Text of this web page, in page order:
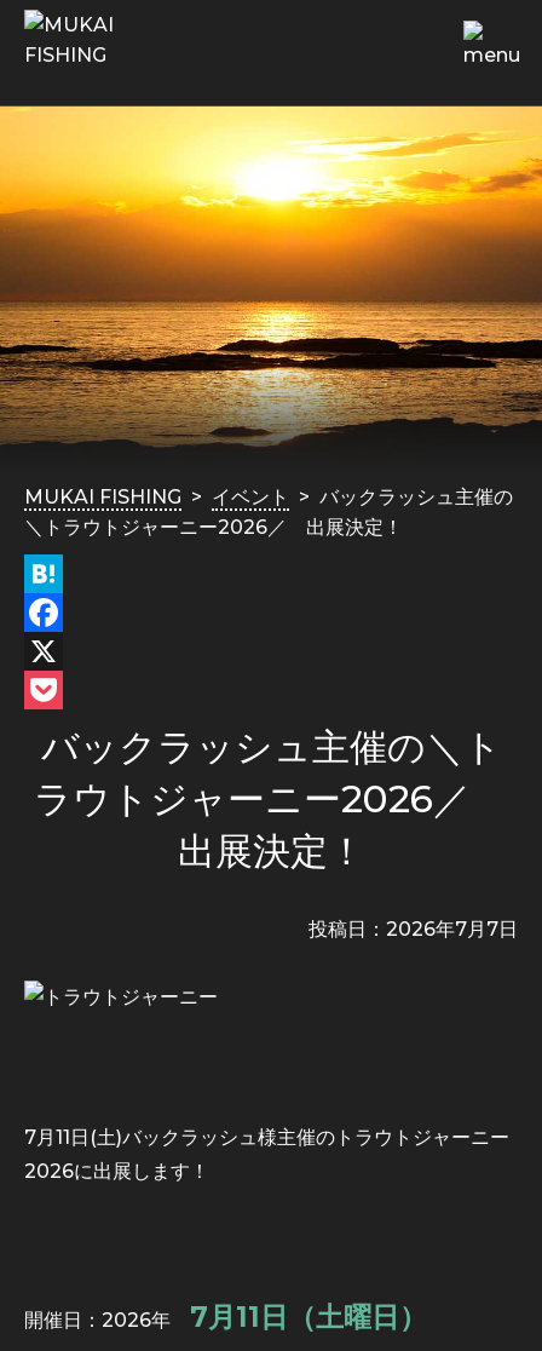
MUKAI FISHING イベント
バックラッシュ主催の
＼トラウトジャーニー2026／ 出展決定！
Hatena
Facebook
X
バックラッシュ主催の＼ト
ラウトジャーニー2026／
出展決定！
投稿日： 2026年7月7日
7月11日(土)バックラッシュ様主催のトラウトジャーニー
2026に出展します！
開催日：2026年 7月11日（土曜日）